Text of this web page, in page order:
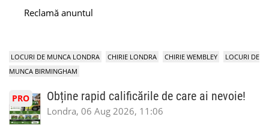
Reclamă anuntul
LOCURI DE MUNCA LONDRA CHIRIE LONDRA CHIRIE WEMBLEY
LOCURI DE
MUNCA BIRMINGHAM
PRO Obține rapid calificările de care ai nevoie!
Londra, 06 Aug 2026, 11:06